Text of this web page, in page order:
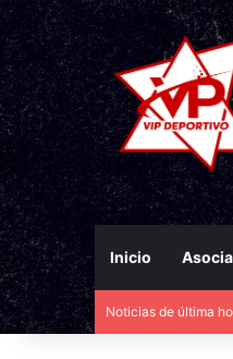
Inicio
Noticias de última